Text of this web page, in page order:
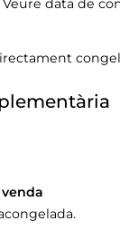
Veure data de